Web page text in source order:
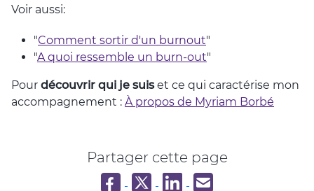
Voir aussi:
"Comment sortir d'un burnout"
"A quoi ressemble un burn-out"
Pour découvrir qui je suiset ce qui caractérise mon
accompagnement : À propos de Myriam Borbé
Partager cette page
Partager sur Facebook
Partager sur Twitter
Partager sur LinkedIn
Partager par email